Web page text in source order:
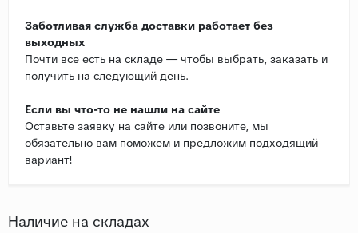
Заботливая служба доставки работает без
выходных
Почти все есть на складе — чтобы выбрать, заказать и
получить на следующий день.
Если вы что-то не нашли на сайте
Оставьте заявку на сайте или позвоните, мы
обязательно вам поможем и предложим подходящий
вариант!
Наличие на складах